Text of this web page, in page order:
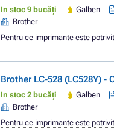
In stoc 9 bucăți Galben
Brother
Pentru ce imprimante este
Brother LC-528 (LC528Y)
In stoc 2 bucăți Galben
Brother
Pentru ce imprimante este